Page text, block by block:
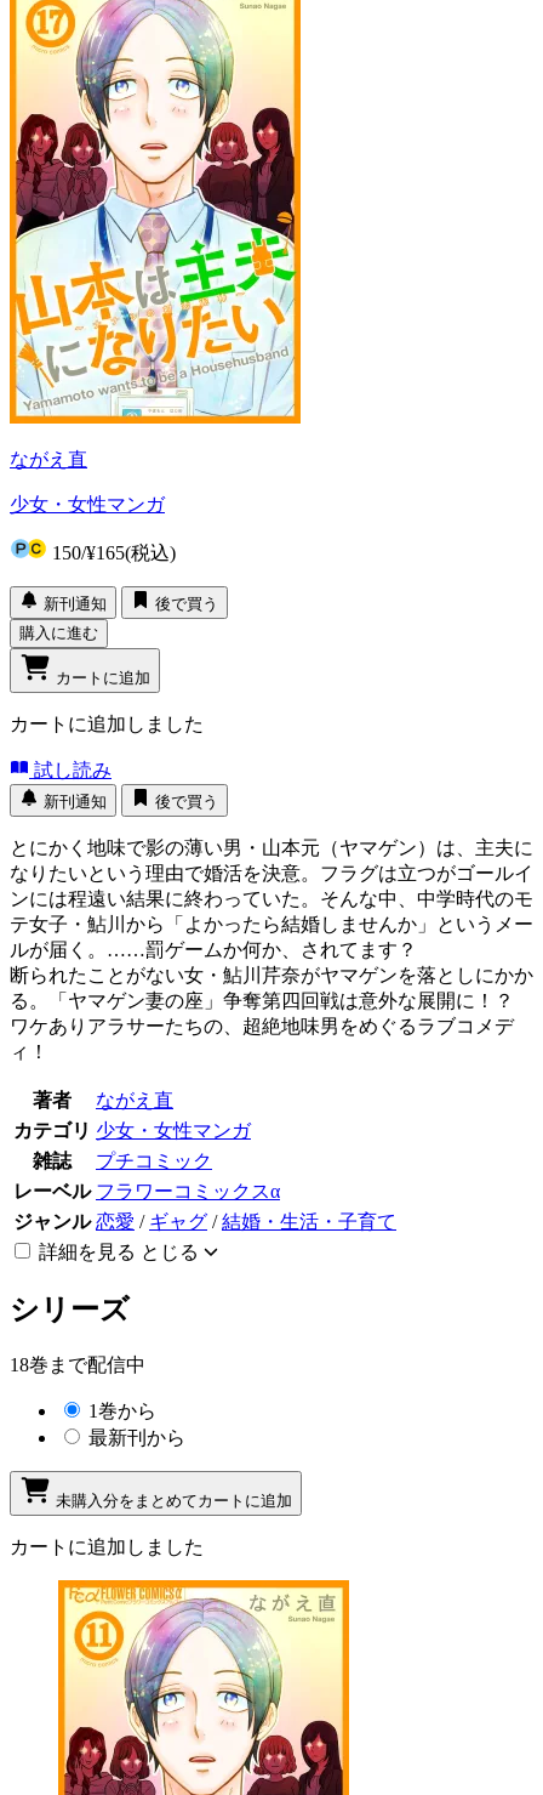
ながえ直
少女・女性マンガ
150/¥165(税込)
新刊通知
後で買う
購入に進む
カートに追加
カートに追加しました
試し読み
新刊通知 後で買う
とにかく地味で影の薄い男・山本元（ヤマゲン）は、主夫に
なりたいという理由で婚活を決意。フラグは立つがゴールイ
ンには程遠い結果に終わっていた。そんな中、中学時代のモ
テ女子・鮎川から「よかったら結婚しませんか」というメー
ルが届く。……罰ゲームか何か、されてます？
断られたことがない女・鮎川芹奈がヤマゲンを落としにかか
る。「ヤマゲン妻の座」争奪第四回戦は意外な展開に！？
ワケありアラサーたちの、超絶地味男をめぐるラブコメデ
ィ！
著者
ながえ直
カテゴリ 少女・女性マンガ
雑誌
プチコミック
レーベル フラワーコミックスα
ジャンル 恋愛 / ギャグ /結婚・生活・子育て
詳細を見る とじる
シリーズ
18巻まで配信中
1巻から
最新刊から
未購入分をまとめてカートに追加
カートに追加しました